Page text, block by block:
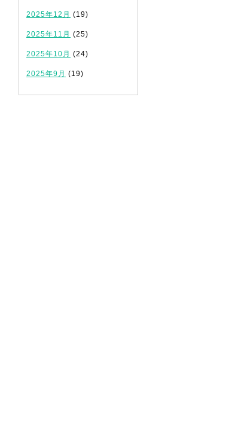
2025年12月 (19)
2025年11月 (25)
2025年10月 (24)
2025年9月 (19)